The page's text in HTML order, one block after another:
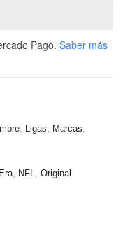
Pago. Saber más
, Ligas, Marcas,
, NFL, Original